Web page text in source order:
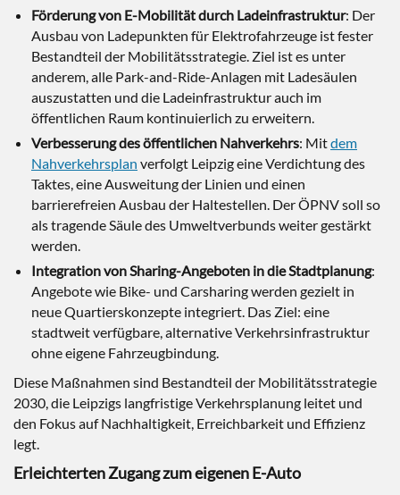
Förderung von E-Mobilität durch Ladeinfrastruktur: Der
Ausbau von Ladepunkten für Elektrofahrzeuge ist fester
Bestandteil der Mobilitätsstrategie. Ziel ist es unter
anderem, alle Park-and-Ride-Anlagen mit Ladesäulen
auszustatten und die Ladeinfrastruktur auch im
öffentlichen Raum kontinuierlich zu erweitern.
Verbesserung des öffentlichen Nahverkehrs: Mitdem
Nahverkehrsplan verfolgt Leipzig eine Verdichtung des
Taktes, eine Ausweitung der Linien und einen
barrierefreien Ausbau der Haltestellen. Der ÖPNV soll so
als tragende Säule des Umweltverbunds weiter gestärkt
werden.
Integration von Sharing-Angeboten in die Stadtplanung:
Angebote wie Bike- und Carsharing werden gezielt in
neue Quartierskonzepte integriert. Das Ziel: eine
stadtweit verfügbare, alternative Verkehrsinfrastruktur
ohne eigene Fahrzeugbindung.
Diese Maßnahmen sind Bestandteil der Mobilitätsstrategie
2030, die Leipzigs langfristige Verkehrsplanung leitet und
den Fokus auf Nachhaltigkeit, Erreichbarkeit und Effizienz
legt.
Erleichterten Zugang zum eigenen E-Auto